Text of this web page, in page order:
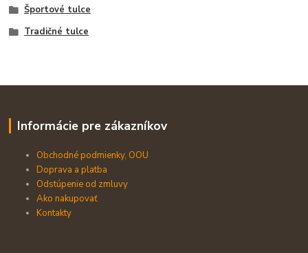
Športové tulce
Tradičné tulce
Informácie pre zákazníkov
Obchodné podmienky, OOU
Doprava a platba
Odstúpenie od zmluvy
Ako nakupovať
Kontakty